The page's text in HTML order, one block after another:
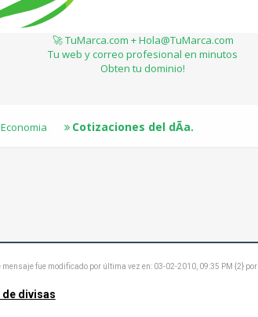
🚀 TuMarca.com + Hola@TuMarca.com
Tu web y correo profesional en minutos
Obten tu dominio!
Cotizaciones del dÃ­a.
mensaje fue modificado por última vez en: 03-02-2010, 09:35 PM {2} por
de divisas